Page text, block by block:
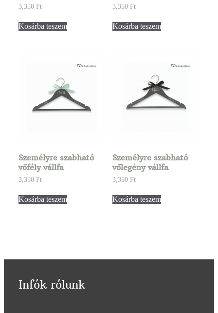
3,350 Ft
Kosárba teszem
3,350Ft
Kosárba teszem
Személyre szabható
vőfély vállfa
3,350 Ft
Kosárba teszem
Személyre szabható
vőlegény vállfa
3,350Ft
Kosárba teszem
Infók rólunk